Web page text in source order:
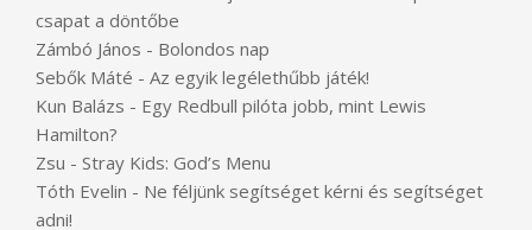
csapat a döntőbe
Zámbó János - Bolondos nap
Sebők Máté - Az egyik legélethűbb játék!
Kun Balázs - Egy Redbull pilóta jobb, mint Lewis
Hamilton?
Zsu - Stray Kids: God’s Menu
Tóth Evelin - Ne féljünk segítséget kérni és segítséget
adni!